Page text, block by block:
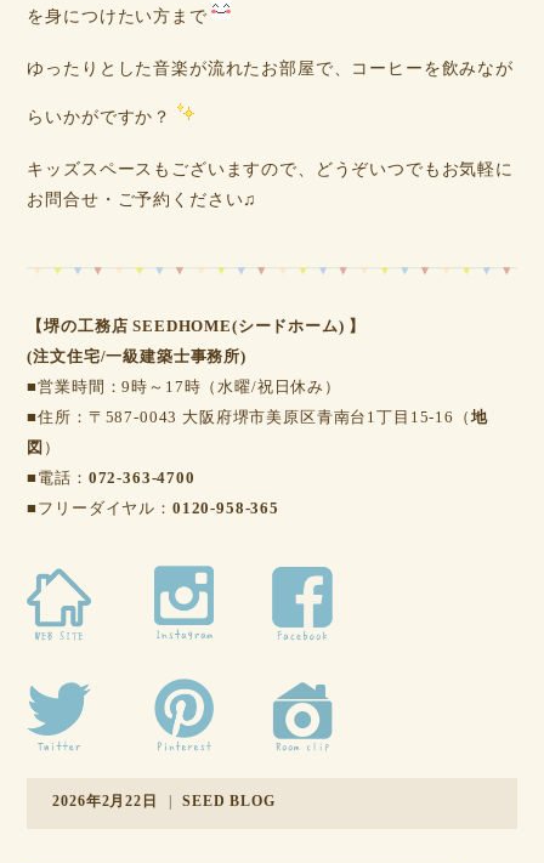
を身につけたい方まで
ゆったりとした音楽が流れたお部屋で、コーヒーを飲みなが
らいかがですか？
キッズスペースもございますので、どうぞいつでもお気軽に
お問合せ・ご予約ください♫
【堺の工務店 SEEDHOME(シードホーム) 】
(注文住宅/一級建築士事務所)
■営業時間：9時～17時（水曜/祝日休み）
■住所：〒587-0043 大阪府堺市美原区青南台1丁目15-16（ 地
図 ）
■電話： 072-363-4700
■フリーダイヤル： 0120-958-365
2026年2月22日 SEED BLOG